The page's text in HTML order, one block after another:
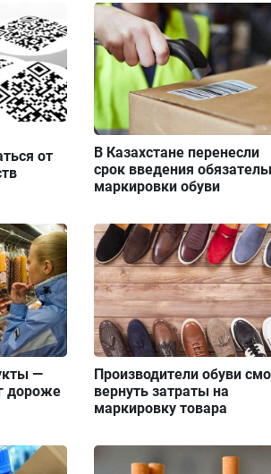
от
В Казахстане перенесли
срок введения
маркировки обуви
—
дороже
Производители обуви
вернуть затраты на
маркировку товара